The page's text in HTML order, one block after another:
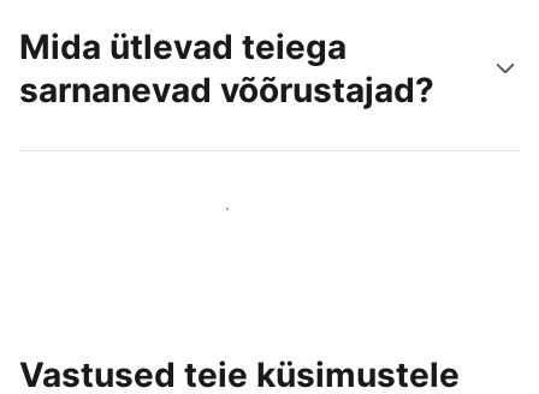
Mida ütlevad teiega
sarnanevad võõrustajad?
Liitu endaga sarnanevate võõrustajatega
Vastused teie küsimustele